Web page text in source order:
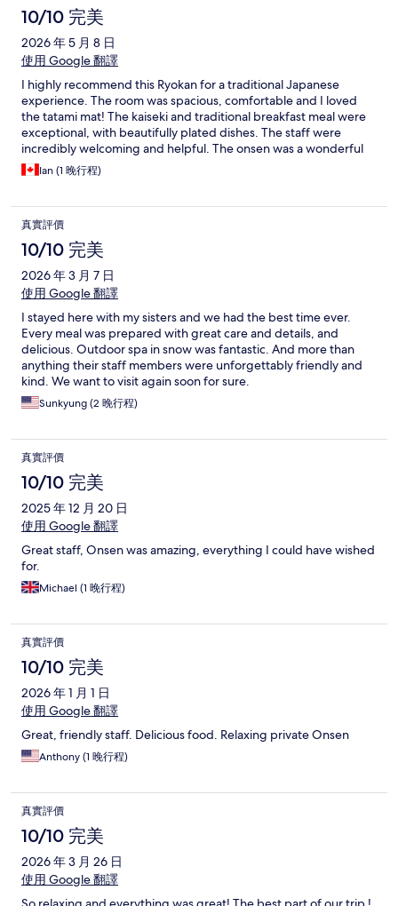
10/10 完美
2026 年 5 月 8 日
使用 Google 翻譯
I highly recommend this Ryokan for a traditional Japanese
experience. The room was spacious, comfortable and I loved
the tatami mat! The kaiseki and traditional breakfast meal were
exceptional, with beautifully plated dishes. The staff were
incredibly welcoming and helpful. The onsen was a wonderful
place to unwind, with three options available - be sure to book
in advance to secure a private timeslot. The nearby antique
Overall, I had a fantastic and relaxing stay at this Ryokan, which
provided a peaceful escape from the hustle and bustle of the
city.
Ian (1 晚行程)
真實評價
10/10 完美
2026 年 3 月 7 日
使用 Google 翻譯
I stayed here with my sisters and we had the best time ever.
Every meal was prepared with great care and details, and
delicious. Outdoor spa in snow was fantastic. And more than
anything their staff members were unforgettably friendly and
kind. We want to visit again soon for sure.
Sunkyung (2 晚行程)
真實評價
10/10 完美
2025 年 12 月 20 日
使用 Google 翻譯
Great staff, Onsen was amazing, everything I could have wished
for.
Michael (1 晚行程)
真實評價
10/10 完美
2026 年 1 月 1 日
使用 Google 翻譯
Great, friendly staff. Delicious food. Relaxing private Onsen
Anthony (1 晚行程)
真實評價
10/10 完美
2026 年 3 月 26 日
使用 Google 翻譯